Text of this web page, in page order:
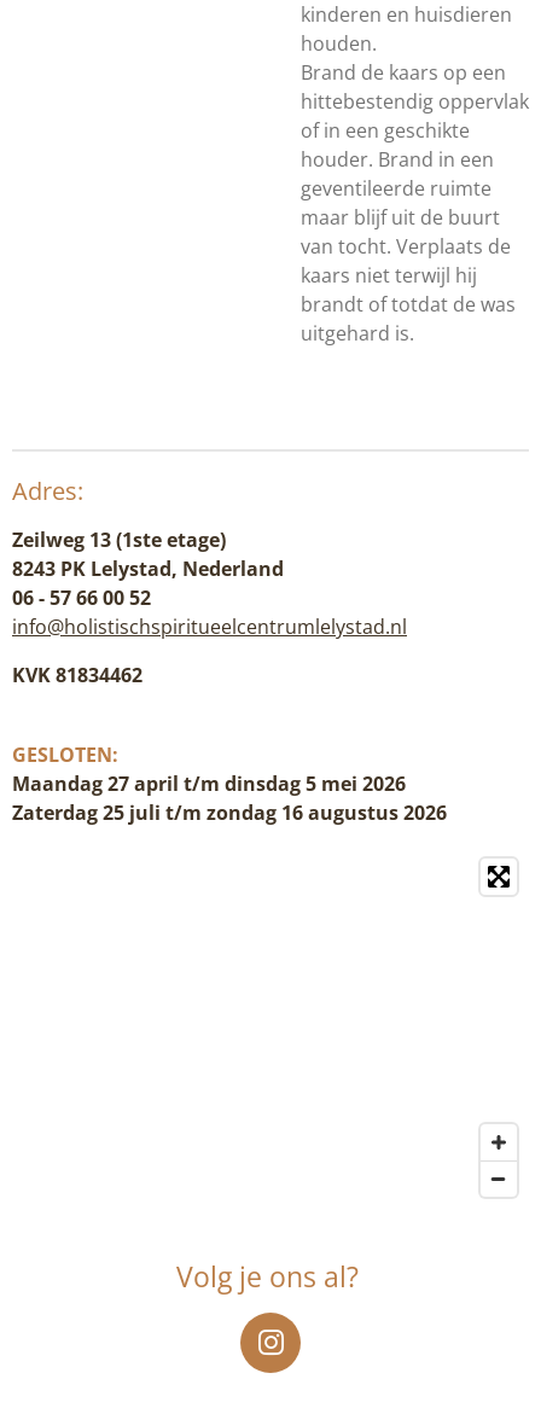
kinderen en huisdieren
houden.
Brand de kaars op een
hittebestendig oppervlak
of in een geschikte
houder. Brand in een
geventileerde ruimte
maar blijf uit de buurt
van tocht. Verplaats de
kaars niet terwijl hij
brandt of totdat de was
uitgehard is.
Adres:
Zeilweg 13 (1ste etage)
8243 PK Lelystad, Nederland
06 - 57 66 00 52
info@holistischspiritueelcentrumlelystad.nl
KVK 81834462
GESLOTEN:
Maandag 27 april t/m dinsdag 5 mei 2026
Zaterdag 25 juli t/m zondag 16 augustus 2026
Volg je ons al?
I
n